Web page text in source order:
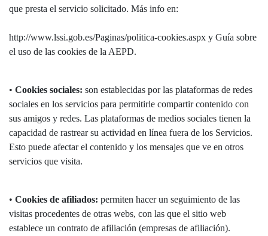
que presta el servicio solicitado. Más info en:
http://www.lssi.gob.es/Paginas/politica-cookies.aspx y Guía sobre
el uso de las cookies de la AEPD.
• Cookies sociales: son establecidas por las plataformas de redes
sociales en los servicios para permitirle compartir contenido con
sus amigos y redes. Las plataformas de medios sociales tienen la
capacidad de rastrear su actividad en línea fuera de los Servicios.
Esto puede afectar el contenido y los mensajes que ve en otros
servicios que visita.
• Cookies de afiliados: permiten hacer un seguimiento de las
visitas procedentes de otras webs, con las que el sitio web
establece un contrato de afiliación (empresas de afiliación).